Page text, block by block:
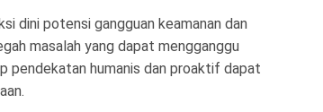
dini potensi gangguan keamanan dan
masalah yang dapat mengganggu
pendekatan humanis dan proaktif dapat